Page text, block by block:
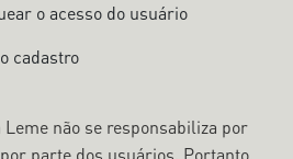
o acesso do usuário
cadastro
Leme não se responsabiliza por
parte dos usuários. Portanto,